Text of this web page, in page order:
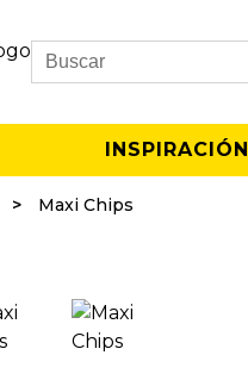
Search
INSPIRACIÓN
Maxi Chips